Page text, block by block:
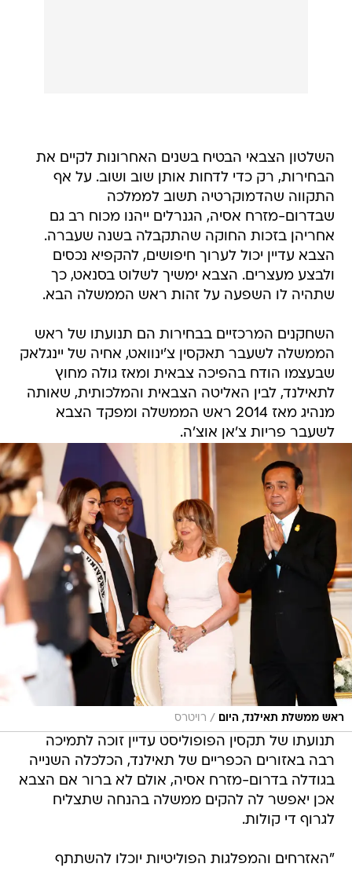
השלטון הצבאי הבטיח בשנים האחרונות לקיים את
הבחירות, רק כדי לדחות אותן שוב ושוב. על אף
התקווה שהדמוקרטיה תשוב לממלכה
שבדרום-מזרח אסיה, הגנרלים ייהנו מכוח רב גם
אחריהן בזכות החוקה שהתקבלה בשנה שעברה.
הצבא עדיין יכול לערוך חיפושים, להקפיא נכסים
ולבצע מעצרים. הצבא ימשיך לשלוט בסנאט, כך
שתהיה לו השפעה על זהות ראש הממשלה הבא.
השחקנים המרכזיים בבחירות הם תנועתו של ראש
הממשלה לשעבר תאקסין צ'ינוואט, אחיה של יינגלאק
שבעצמו הודח בהפיכה צבאית ומאז גולה מחוץ
לתאילנד, לבין האליטה הצבאית והמלכותית, שאותה
מנהיג מאז 2014 ראש הממשלה ומפקד הצבא
לשעבר פריות צ'אן אוצ'ה.
ראש ממשלת תאילנד, היום / רויטרס
תנועתו של תקסין הפופוליסט עדיין זוכה לתמיכה
רבה באזורים הכפריים של תאילנד, הכלכלה השנייה
בגודלה בדרום-מזרח אסיה, אולם לא ברור אם הצבא
אכן יאפשר לה להקים ממשלה בהנחה שתצליח
לגרוף די קולות.
"האזרחים והמפלגות הפוליטיות יוכלו להשתתף